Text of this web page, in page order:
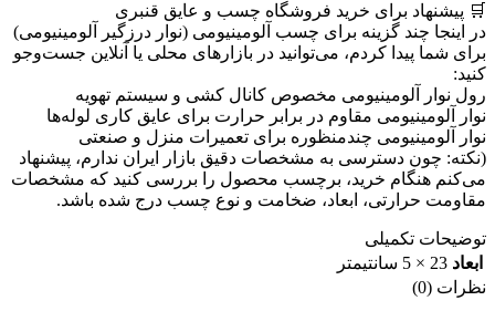
🛒 پیشنهاد برای خرید فروشگاه چسب و عایق قنبری
در اینجا چند گزینه برای چسب آلومینیومی (نوار درزگیر آلومینیومی)
برای شما پیدا کردم، می‌توانید در بازارهای محلی یا آنلاین جست‌وجو
کنید:
رول نوار آلومینیومی مخصوص کانال کشی و سیستم تهویه
نوار آلومینیومی مقاوم در برابر حرارت برای عایق کاری لوله‌ها
نوار آلومینیومی چندمنظوره برای تعمیرات منزل و صنعتی
(نکته: چون دسترسی به مشخصات دقیق بازار ایران ندارم، پیشنهاد
می‌کنم هنگام خرید، برچسب محصول را بررسی کنید که مشخصات
مقاومت حرارتی، ابعاد، ضخامت و نوع چسب درج شده باشد.
توضیحات تکمیلی
ابعاد 23 × 5 سانتیمتر
نظرات (0)